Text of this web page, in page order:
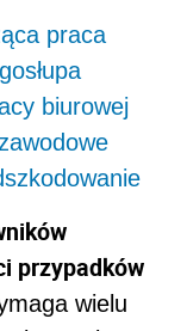
praca
biurowej
przypadków
wielu